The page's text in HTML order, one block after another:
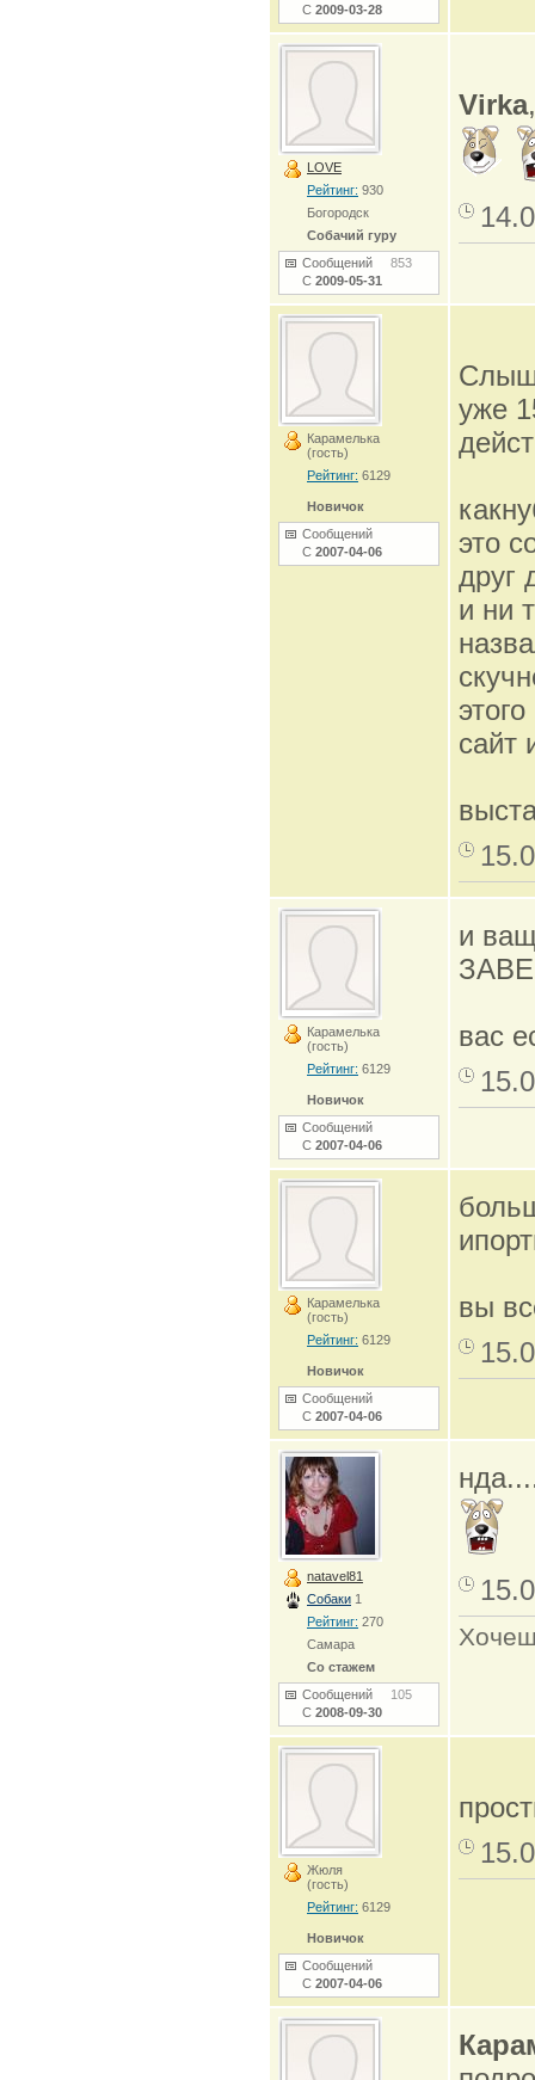
С 2009-03-28
LOVE
Рейтинг: 930
Богородск
Собачий гуру
Сообщений 853
С 2009-05-31
Virka
Карамелька
(гость)
Рейтинг: 6129
Новичок
Сообщений
С 2007-04-06
уже
это
друг
и ни
сайт
Карамелька
(гость)
Рейтинг: 6129
Новичок
Сообщений
С 2007-04-06
и
вас
Карамелька
(гость)
Рейтинг: 6129
Новичок
Сообщений
С 2007-04-06
вы
natavel81
Собаки 1
Рейтинг: 270
Самара
Со стажем
Сообщений 105
С 2008-09-30
Жюля
(гость)
Рейтинг: 6129
Новичок
Сообщений
С 2007-04-06